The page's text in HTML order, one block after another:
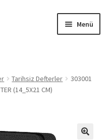
Menü
Tarihsiz Defterler
303001
(14_5X21 CM)